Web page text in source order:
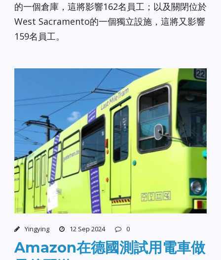
的一個倉庫，這將影響162名員工；以及關閉位於
West Sacramento的一個獨立設施，這將又影響
159名員工。
Yingying 12 Sep 2024 0
Amazon在德國測試用電車做